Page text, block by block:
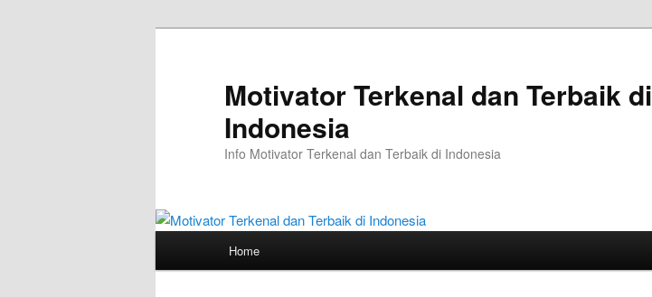
Motivator Terkenal dan Terbaik di
Indonesia
Info Motivator Terkenal dan Terbaik di Indonesia
Home